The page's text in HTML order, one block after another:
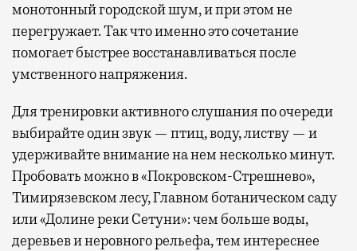
монотонный городской шум, и при этом не
перегружает. Так что именно это сочетание
помогает быстрее восстанавливаться после
умственного напряжения.
Для тренировки активного слушания по очереди
выбирайте один звук — птиц, воду, листву — и
удерживайте внимание на нем несколько минут.
Пробовать можно в «Покровском-Стрешнево»,
Тимирязевском лесу, Главном ботаническом саду
или «Долине реки Сетуни»: чем больше воды,
деревьев и неровного рельефа, тем интереснее